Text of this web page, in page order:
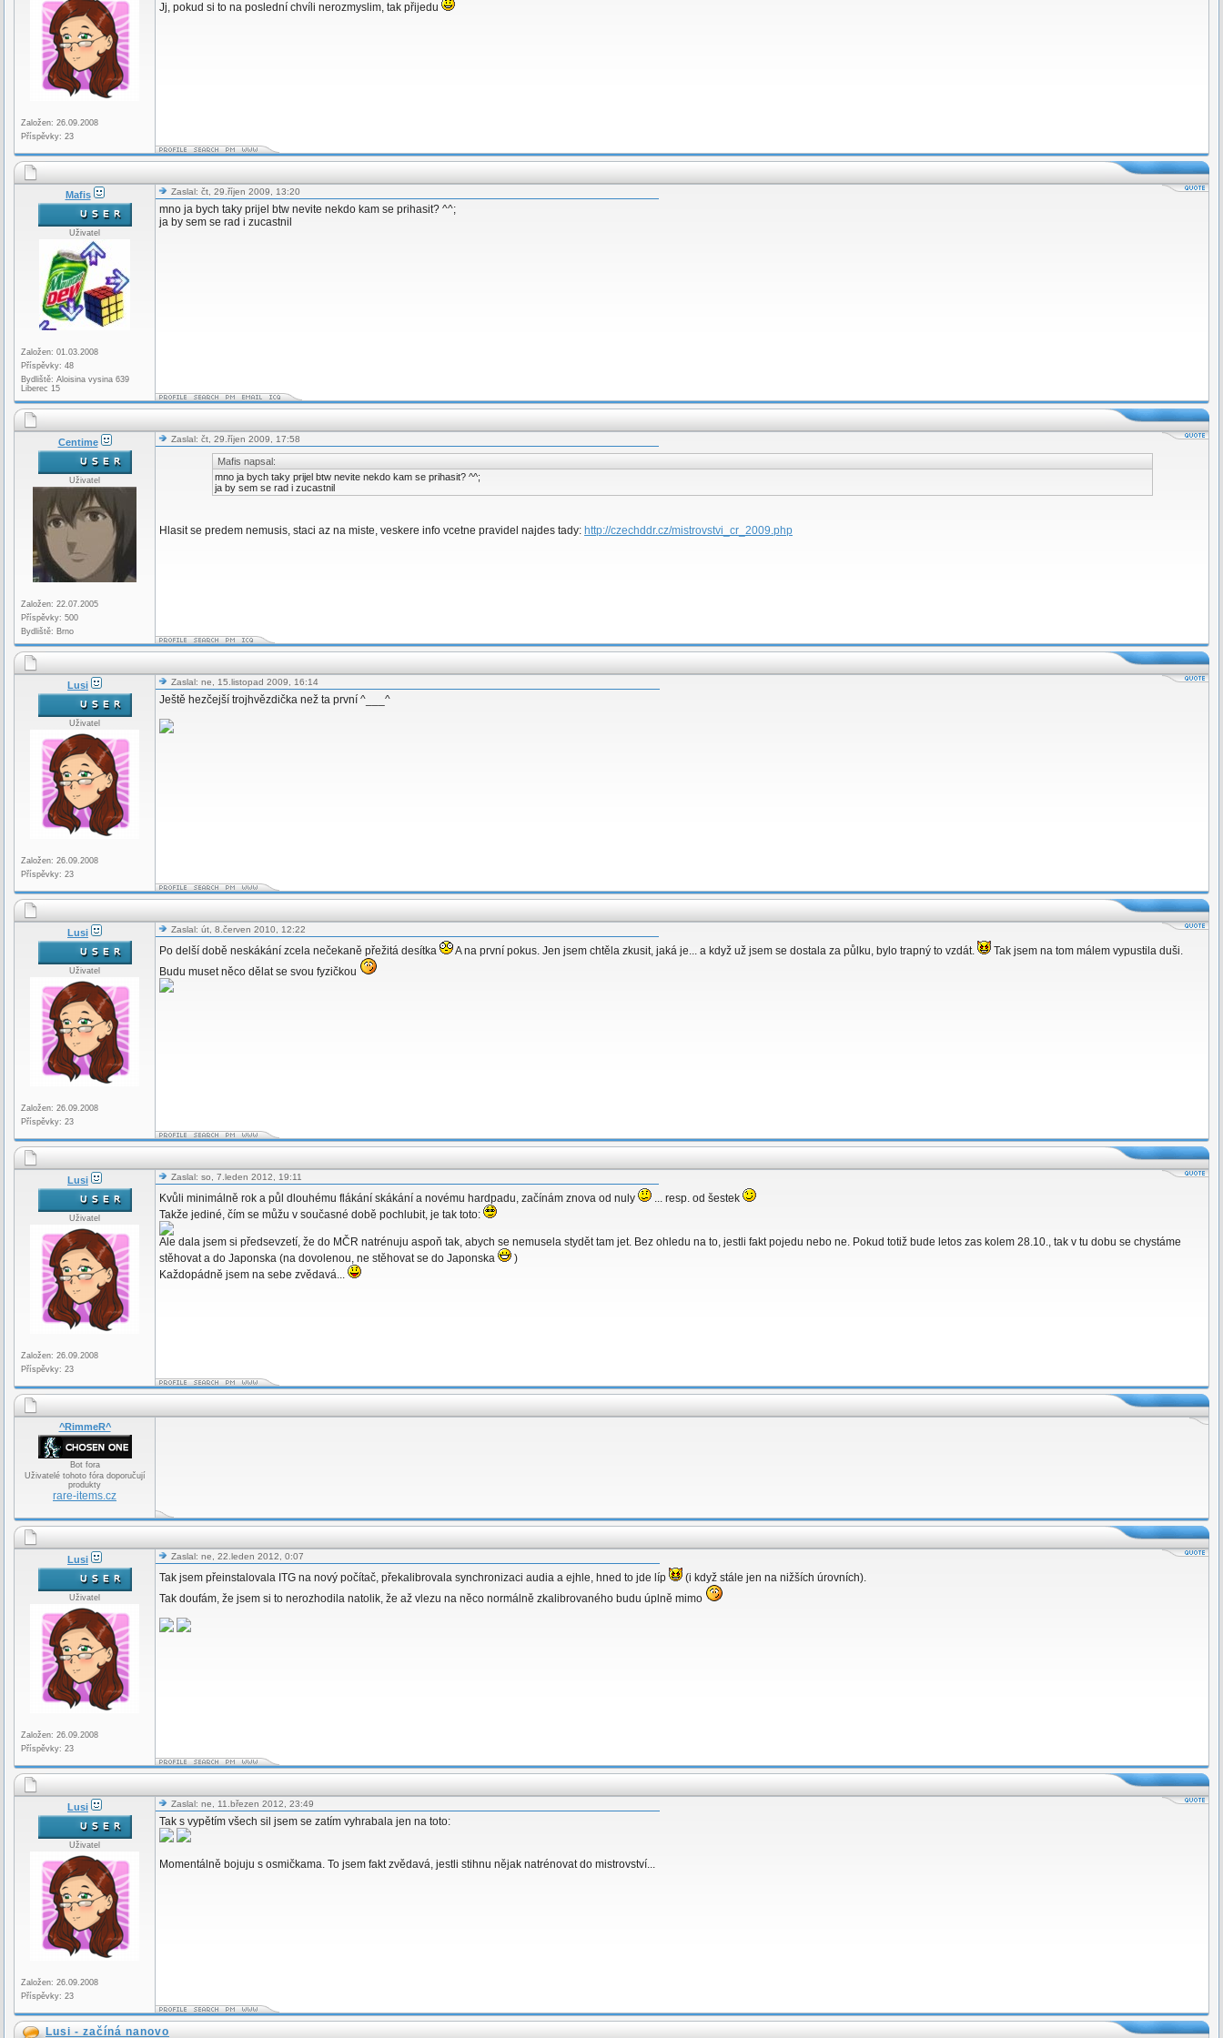
Založen: 26.09.2008
Příspěvky: 23
Jj, pokud si to na poslední chvíli nerozmyslim, tak přijedu
Mafis
Uživatel
Založen: 01.03.2008
Příspěvky: 48
Bydliště: Aloisina vysina 639
Liberec 15
Zaslal: čt, 29.říjen 2009, 13:20
mno ja bych taky prijel btw nevite nekdo kam se prihasit? ^^;
ja by sem se rad i zucastnil
Centime
Uživatel
Založen: 22.07.2005
Příspěvky: 500
Bydliště: Brno
Zaslal: čt, 29.říjen 2009, 17:58
Mafis napsal:
mno ja bych taky prijel btw nevite nekdo kam se prihasit? ^^;
ja by sem se rad i zucastnil
Hlasit se predem nemusis, staci az na miste, veskere info vcetne pravidel najdes tady: http://czechddr.cz/mistrovstvi_cr_2009.php
Lusi
Uživatel
Založen: 26.09.2008
Příspěvky: 23
Zaslal: ne, 15.listopad 2009, 16:14
Ještě hezčejší trojhvězdička než ta první ^___^
Lusi
Uživatel
Založen: 26.09.2008
Příspěvky: 23
Zaslal: út, 8.červen 2010, 12:22
Po delší době neskákání zcela nečekaně přežitá desítka A na první pokus. Jen jsem chtěla zkusit, jaká je... a když už jsem se dostala za půlku, bylo trapný to vzdát.
Tak jsem na tom málem vypustila duši.
Budu muset něco dělat se svou fyzičkou
Lusi
Uživatel
Založen: 26.09.2008
Příspěvky: 23
Zaslal: so, 7.leden 2012, 19:11
Kvůli minimálně rok a půl dlouhému flákání skákání a novému hardpadu, začínám znova od nuly
... resp. od šestek
Takže jediné, čím se můžu v současné době pochlubit, je tak toto:
Ale dala jsem si předsevzetí, že do MČR natrénuju aspoň tak, abych se nemusela stydět tam jet. Bez ohledu na to, jestli fakt pojedu nebo ne. Pokud totiž bude letos zas kolem 28.10., tak v tu dobu se chystáme
stěhovat a do Japonska (na dovolenou, ne stěhovat se do Japonska
)
Každopádně jsem na sebe zvědavá...
^RimmeR^
Bot fora
Uživatelé tohoto fóra doporučují
produkty
rare-items.cz
Lusi
Uživatel
Založen: 26.09.2008
Příspěvky: 23
Zaslal: ne, 22.leden 2012, 0:07
Tak jsem přeinstalovala ITG na nový počítač, překalibrovala synchronizaci audia a ejhle, hned to jde líp
(i když stále jen na nižších úrovních).
Tak doufám, že jsem si to nerozhodila natolik, že až vlezu na něco normálně zkalibrovaného budu úplně mimo
Lusi
Uživatel
Založen: 26.09.2008
Příspěvky: 23
Zaslal: ne, 11.březen 2012, 23:49
Tak s vypětím všech sil jsem se zatím vyhrabala jen na toto:
Momentálně bojuju s osmičkama. To jsem fakt zvědavá, jestli stihnu nějak natrénovat do mistrovství...
Lusi - začíná nanovo